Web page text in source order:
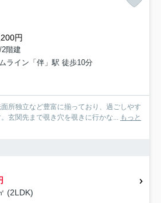
円
階建
ライン「伴」駅 徒歩10分
所独立など豊富に揃っており、過ごしやす
玄関先まで覗き穴を覗きに行かな... もっと
(2LDK)